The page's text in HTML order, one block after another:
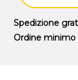
Prodotti
Novità
Spedizione
Ordine minimo